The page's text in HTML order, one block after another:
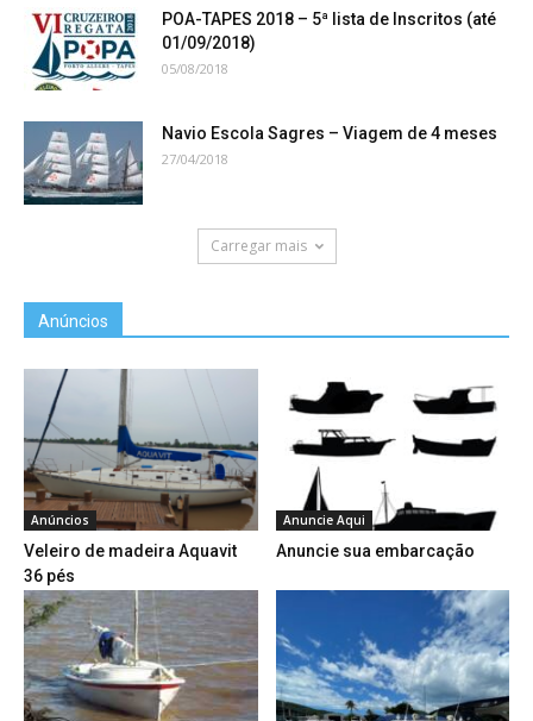
POA-TAPES 2018 – 5ª lista de Inscritos (até
01/09/2018)
05/08/2018
Navio Escola Sagres – Viagem de 4 meses
27/04/2018
Carregar mais
Anúncios
Anúncios
Veleiro de madeira Aquavit
36 pés
Anuncie Aqui
Anuncie sua embarcação